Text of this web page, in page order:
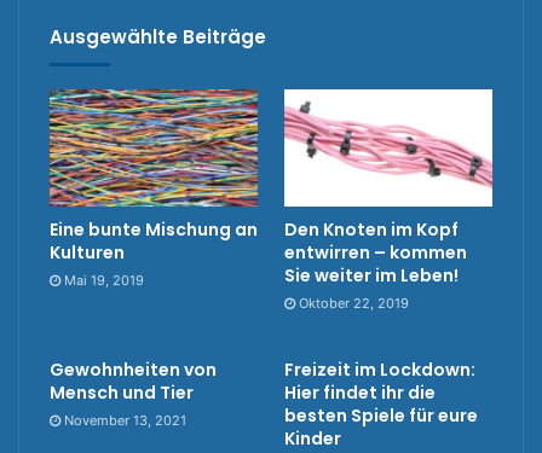
Ausgewählte Beiträge
Eine bunte Mischung an
Kulturen
Mai 19, 2019
Den Knoten im Kopf
entwirren – kommen
Sie weiter im Leben!
Oktober 22, 2019
Gewohnheiten von
Mensch und Tier
November 13, 2021
Freizeit im Lockdown:
Hier findet ihr die
besten Spiele für eure
Kinder